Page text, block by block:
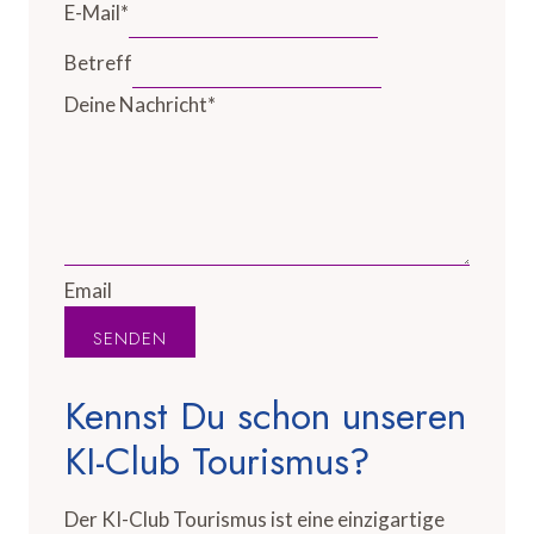
E-Mail*
Betreff
Deine Nachricht*
Email
SENDEN
Kennst Du schon unseren
KI-Club Tourismus?
Der KI-Club Tourismus ist eine einzigartige